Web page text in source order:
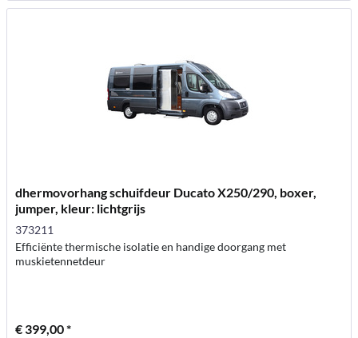
dhermovorhang schuifdeur Ducato X250/290, boxer,
jumper, kleur: lichtgrijs
373211
Efficiënte thermische isolatie en handige doorgang met
muskietennetdeur
€ 399,00 *